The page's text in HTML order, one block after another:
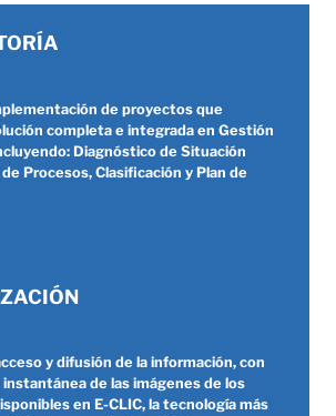
de proyectos que
completa e integrada en Gestión
Diagnóstico de Situación
Procesos, Clasificación y Plan de
y difusión de la información, con
instantánea de las imágenes de los
en E-CLIC, la tecnología más